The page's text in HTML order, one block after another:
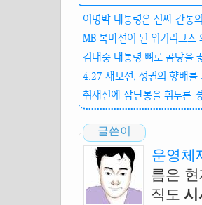
이명박 대통령은 진짜 간통
MB 복마전이 된 위키리크스
김대중 대통령 뼈로 곰탕을
4.27 재보선, 정권의 향배를
취재진에 삼단봉을 휘두른
글쓴이
운영체
름은
직도 시